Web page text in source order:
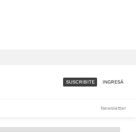
SUSCRIBITE INGRESÁ
Newsletter